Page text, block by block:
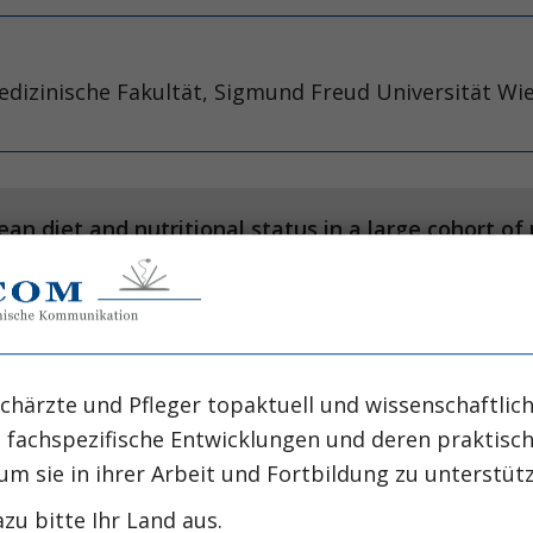
Fakultät, Sigmund Freud Universität
diet and nutritional status in a large cohort of
Pasquini G, Cecchi F, Marcucci R, Gori AM, et al.
an umbrella review of meta-analyses
A, Sofi F. Eur J Clin
und Pfleger topaktuell und
Entwicklungen und deren
sie in ihrer Arbeit und Fortbildung zu
bitte Ihr Land aus.